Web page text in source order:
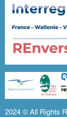
2024 ©All Rights